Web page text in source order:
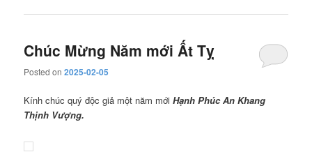
Chúc Mừng Năm mới Ất Tỵ
Posted on2025-02-05
Kính chúc quý độc giả một năm mới Hạnh Phúc An Khang
Thịnh Vượng.